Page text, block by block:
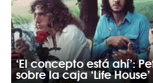
‘El concepto está ahí’:
sobre la caja ‘Life